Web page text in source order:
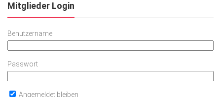
Mitglieder Login
Benutzername
Passwort
Angemeldet bleiben